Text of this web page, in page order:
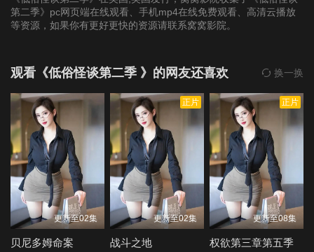
第二季》pc网页端在线观看、手机mp4在线免费观看、高清云播放
等资源，如果你有更好更快的资源请联系窝窝影院。
观看《低俗怪谈第二季 》的网友还喜欢 换一换
更新至02集
贝尼多姆命案
正片
更新至02集
战斗之地
正片
更新至08集
权欲第三章第五季